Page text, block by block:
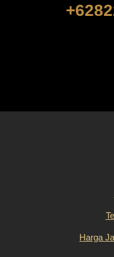
Harga